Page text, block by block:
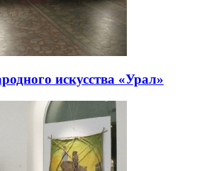
искусства «Урал»